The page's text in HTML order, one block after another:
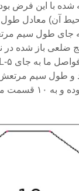
شده با این
آن) معادل
جای طول سیم
ضلعی باز شده در
ضلعی منتظم